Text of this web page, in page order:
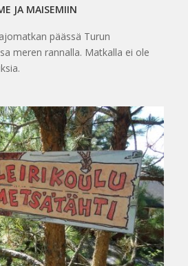
JA MAISEMIIN
päässä Turun
meren rannalla. Matkalla ei ole